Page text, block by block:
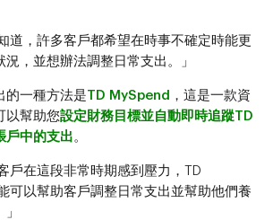
道，許多客戶都希望在時事不確定時能更
，並想辦法調整日常支出。」
的一種方法是TD MySpend ，這是一款資
以幫助您設定財務目標並自動即時追蹤TD
戶中的支出。
戶在這段非常時期感到壓力，TD
可以幫助客戶調整日常支出並幫助他們養